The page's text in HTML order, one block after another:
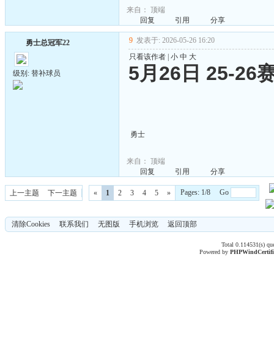
来自： 顶端
回复
引用 分享
勇士总冠军22
级别: 替补球员
9 发表于: 2026-05-26 16:20
只看该作者 小 中 大
5月26日 25-26
勇士
来自： 顶端
回复
引用 分享
上一主题 下一主题 « 1 2 3 4 5 » Pages: 1/8 Go
清除Cookies 联系我们 无图版 手机浏览 返回顶部
Total 0.114531(s)
Powered byPHPWind